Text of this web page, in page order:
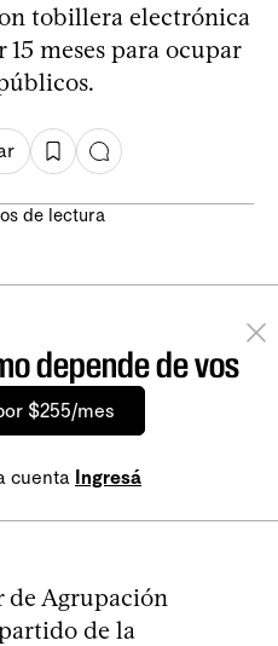
tobillera electrónica
meses para ocupar
de lectura
depende de vos
$255/mes
cuenta Ingresá
de Agrupación
de la